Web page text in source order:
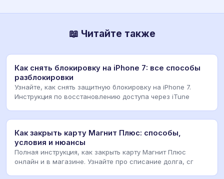
📖 Читайте также
Как снять блокировку на iPhone 7: все способы
разблокировки
Узнайте, как снять защитную блокировку на iPhone 7.
Инструкция по восстановлению доступа через iTune
Как закрыть карту Магнит Плюс: способы,
условия и нюансы
Полная инструкция, как закрыть карту Магнит Плюс
онлайн и в магазине. Узнайте про списание долга, сг